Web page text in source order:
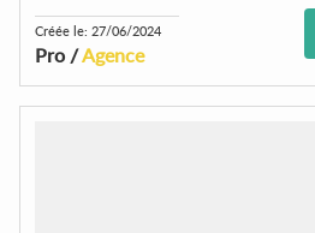
Créée le: 27/06/2024
Pro /Agence